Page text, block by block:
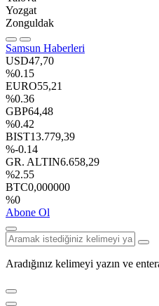
Yozgat
Zonguldak
Samsun Haberleri
USD47,70
%0.15
EURO55,21
%0.36
GBP64,48
%0.42
BIST13.779,39
%-0.14
GR. ALTIN6.658,29
%2.55
BTC0,000000
%0
Abone Ol
Aradığınız kelimeyi yazın ve